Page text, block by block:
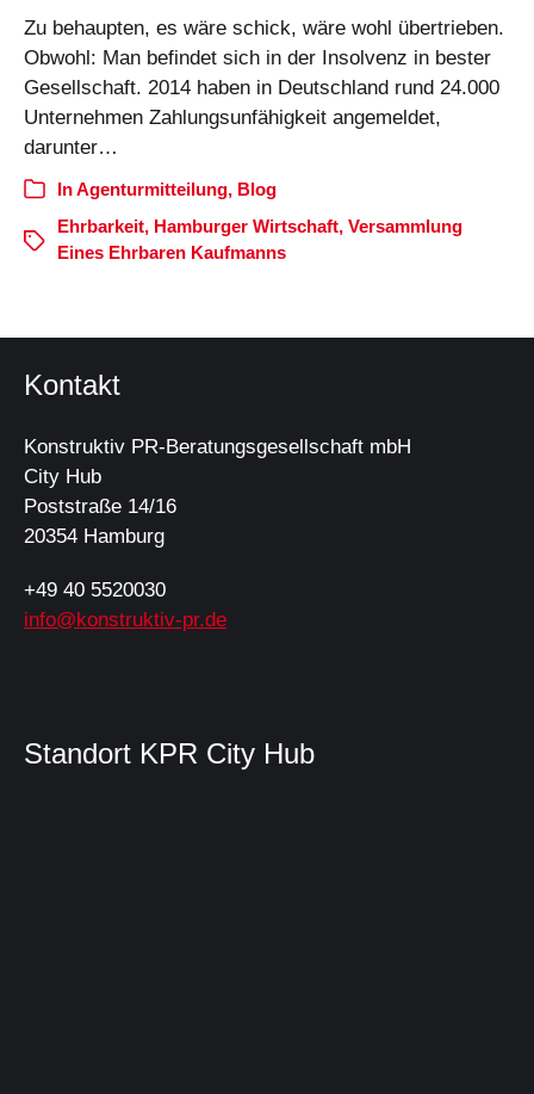
Zu behaupten, es wäre schick, wäre wohl übertrieben.
Obwohl: Man befindet sich in der Insolvenz in bester
Gesellschaft. 2014 haben in Deutschland rund 24.000
Unternehmen Zahlungsunfähigkeit angemeldet,
darunter…
InAgenturmitteilung, Blog
Ehrbarkeit, Hamburger Wirtschaft, Versammlung
Eines Ehrbaren Kaufmanns
Kontakt
Konstruktiv PR-Beratungsgesellschaft mbH
City Hub
Poststraße 14/16
20354 Hamburg
+49 40 5520030
info@konstruktiv-pr.de
Standort KPR City Hub